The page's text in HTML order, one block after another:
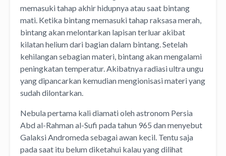
memasuki tahap akhir hidupnya atau saat bintang
mati. Ketika bintang memasuki tahap raksasa merah,
bintang akan melontarkan lapisan terluar akibat
kilatan helium dari bagian dalam bintang. Setelah
kehilangan sebagian materi, bintang akan mengalami
peningkatan temperatur. Akibatnya radiasi ultra ungu
yang dipancarkan kemudian mengionisasi materi yang
sudah dilontarkan.
Nebula pertama kali diamati oleh astronom Persia
Abd al-Rahman al-Sufi pada tahun 965 dan menyebut
Galaksi Andromeda sebagai awan kecil. Tentu saja
pada saat itu belum diketahui kalau yang dilihat